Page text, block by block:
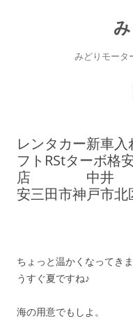
みどりモータ
レンタカー新車
フトRStター
店 中井 格
安三田市神戸市
ちょっと温かくなってき
うすぐ夏ですね♪
海の用意でもしよ。